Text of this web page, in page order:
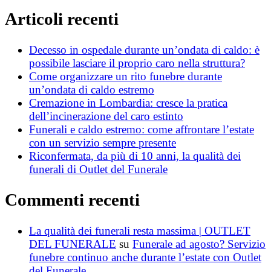
Articoli recenti
Decesso in ospedale durante un’ondata di caldo: è
possibile lasciare il proprio caro nella struttura?
Come organizzare un rito funebre durante
un’ondata di caldo estremo
Cremazione in Lombardia: cresce la pratica
dell’incinerazione del caro estinto
Funerali e caldo estremo: come affrontare l’estate
con un servizio sempre presente
Riconfermata, da più di 10 anni, la qualità dei
funerali di Outlet del Funerale
Commenti recenti
La qualità dei funerali resta massima | OUTLET
DEL FUNERALE su Funerale ad agosto? Servizio
funebre continuo anche durante l’estate con Outlet